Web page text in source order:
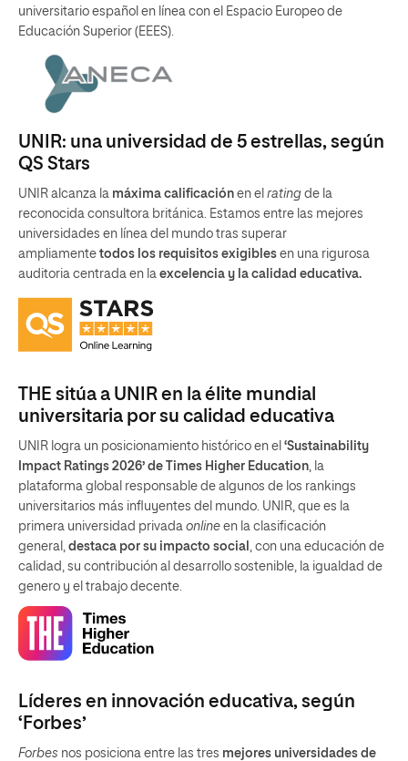
universitario español en línea con el Espacio Europeo de
Educación Superior (EEES).
UNIR: una universidad de 5 estrellas, según
QS Stars
UNIR alcanza la máxima calificación en el rating de la
reconocida consultora británica. Estamos entre las mejores
universidades en línea del mundo tras superar
ampliamente todos los requisitos exigibles en una rigurosa
auditoria centrada en la excelencia y la calidad educativa.
THE sitúa a UNIR en la élite mundial
universitaria por su calidad educativa
UNIR logra un posicionamiento histórico en el ‘Sustainability
Impact Ratings 2026’ de Times Higher Education, la
plataforma global responsable de algunos de los rankings
universitarios más influyentes del mundo. UNIR, que es la
primera universidad privada online en la clasificación
general, destaca por su impacto social , con una educación de
calidad, su contribución al desarrollo sostenible, la igualdad de
genero y el trabajo decente.
Líderes en innovación educativa, según
‘Forbes’
Forbes nos posiciona entre las tres mejores universidades de